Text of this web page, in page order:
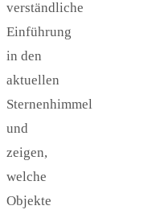
verständliche
Einführung
in den
aktuellen
Sternenhimmel
und
zeigen,
welche
Objekte